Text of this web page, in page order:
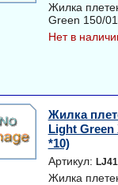
Жилка
Green 150/
Нет в
Жилка
Light Green
*10)
Артикул:
Жилка